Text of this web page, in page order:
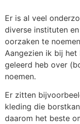
Er is al veel
diverse instituten
oorzaken te
Aangezien ik bij
geleerd heb over
noemen.
Er zitten
kleding die
daarom het beste